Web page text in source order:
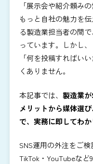
「展示会や紹介頼み
もっと自社の魅力を
る製造業担当者の間
っています。しかし、
「何を投稿すればい
くありません。
本記事では、 製造業
メリットから媒体選
で、実務に即してわ
SNS運用の外注をご
TikTok・YouTubeな